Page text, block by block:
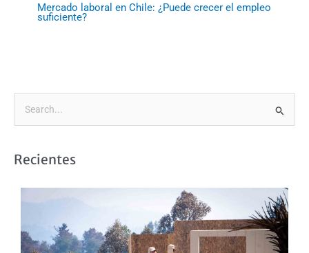
Mercado laboral en Chile: ¿Puede crecer el empleo
suficiente?
cRecientes